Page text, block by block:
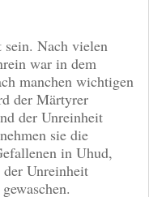
Nach vielen
war in dem
manchen wichtigen
der Märtyrer
der Unreinheit
sie die
in Uhud,
Unreinheit